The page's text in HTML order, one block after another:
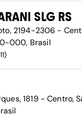
SLG RS
2194-2306 -
000, Brasil
11)
1819 - Centro,